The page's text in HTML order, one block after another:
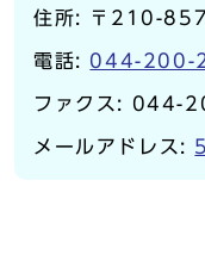
住所: 〒210-
電話: 044-200-
ファクス: 044-
メールアドレス: